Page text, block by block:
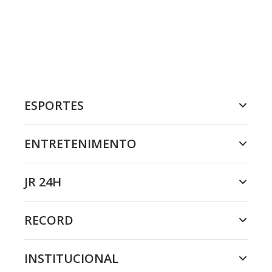
ESPORTES
ENTRETENIMENTO
JR 24H
RECORD
INSTITUCIONAL